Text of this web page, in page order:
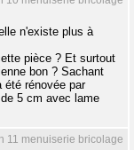
n'existe plus à
pièce ? Et surtout
bon ? Sachant
été rénovée par
5 cm avec lame
11 menuiserie bricolage